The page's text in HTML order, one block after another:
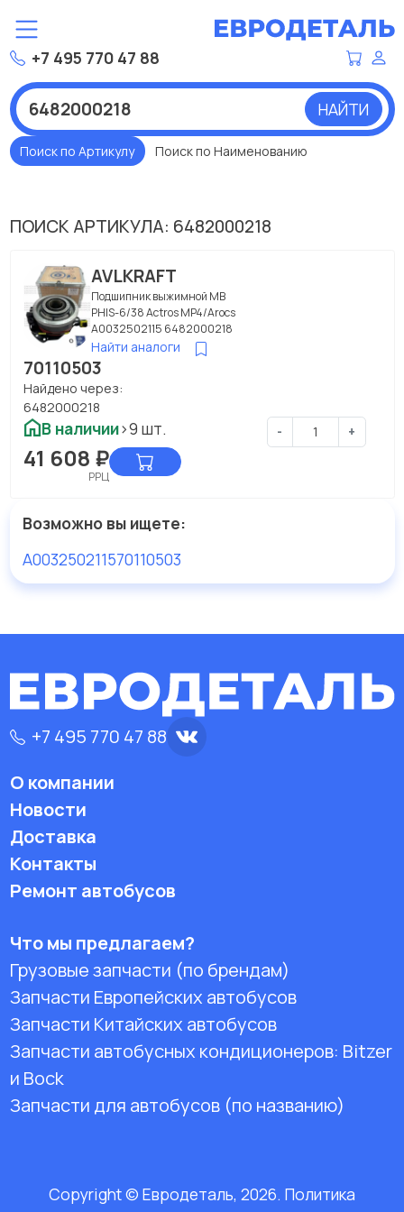
+7 495 770 47 88
НАЙТИ
Поиск по Артикулу Поиск по Наименованию
ПОИСК АРТИКУЛА: 6482000218
AVLKRAFT
Подшипник выжимной МВ
PHIS-6/38 Actros MP4/Arocs
A0032502115 6482000218
Найти аналоги
70110503
Найдено через:
6482000218
В наличии>9 шт. - +
41 608 ₽
РРЦ
Возможно вы ищете:
A003250211570110503
+7 495 770 47 88
О компании
Новости
Доставка
Контакты
Ремонт автобусов
Что мы предлагаем?
Грузовые запчасти (по брендам)
Запчасти Европейских автобусов
Запчасти Китайских автобусов
Запчасти автобусных кондиционеров: Bitzer
и Bock
Запчасти для автобусов (по названию)
Copyright © Евродеталь, 2026. Политика